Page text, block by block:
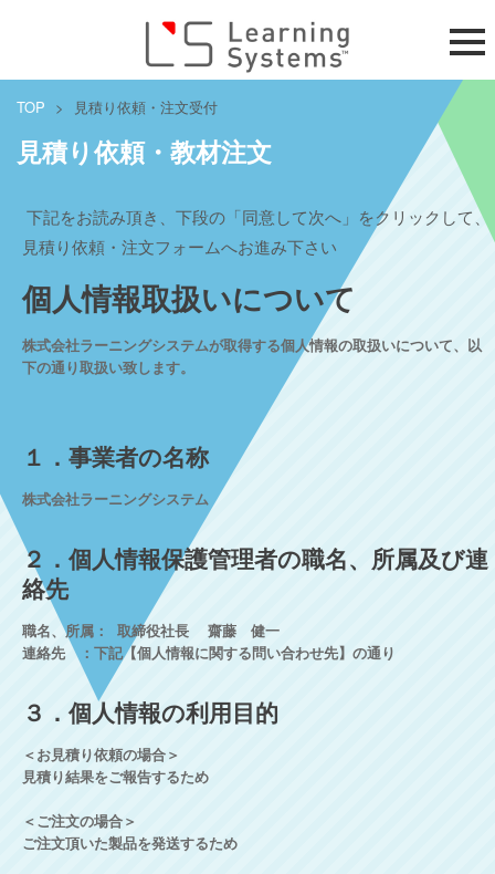
TOP > 見積り依頼・注文受付
見積り依頼・教材注文
下記をお読み頂き、下段の「同意して次へ」をクリックして、
見積り依頼・注文フォームへお進み下さい
個人情報取扱いについて
株式会社ラーニングシステムが取得する個人情報の取扱いについて、以
下の通り取扱い致します。
１．事業者の名称
株式会社ラーニングシステム
２．個人情報保護管理者の職名、所属及び連
絡先
職名、所属： 取締役社長 齋藤 健一
連絡先 ：下記【個人情報に関する問い合わせ先】の通り
３．個人情報の利用目的
＜お見積り依頼の場合＞
見積り結果をご報告するため
＜ご注文の場合＞
ご注文頂いた製品を発送するため